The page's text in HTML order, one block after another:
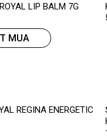
LIP BALM 7G
MUA
REGINA ENERGETIC